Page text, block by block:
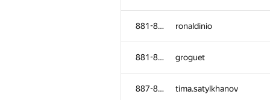
881-886 ronaldinio
881-886 groguet
887-889 tima.satylkhanov
bakirov.mirbek